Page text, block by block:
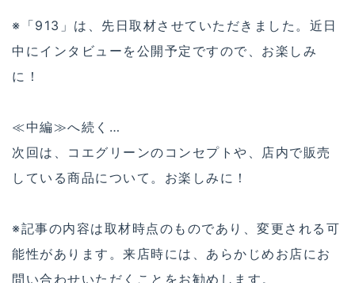
※「913」は、先日取材させていただきました。近日
中にインタビューを公開予定ですので、お楽しみ
に！
≪中編≫へ続く…
次回は、コエグリーンのコンセプトや、店内で販売
している商品について。お楽しみに！
※記事の内容は取材時点のものであり、変更される可
能性があります。来店時には、あらかじめお店にお
問い合わせいただくことをお勧めします。